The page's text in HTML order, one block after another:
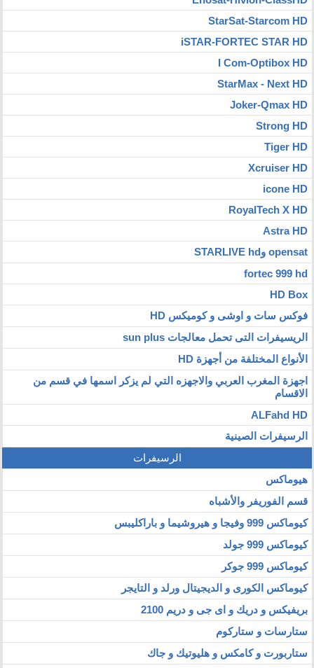
StarSat-Starcom HD
iSTAR-FORTEC STAR HD
I Com-Optibox HD
StarMax - Next HD
Joker-Qmax HD
Strong HD
Tiger HD
Xcruiser HD
icone HD
RoyalTech X HD
Astra HD
opensat وSTARLIVE hd
fortec 999 hd
HD Box
فوكس سات و اوشى و كوميكس HD
الريسيفرات التى تحمل معالجات sun plus
الأنواع المختلفة من أجهزة HD
اجهزة المغرب العربي والاجهزه التي لم يزكر اسمها في قسم من
الاقسام
ALFahd HD
الرسيفرات الصينية
الرسيفرات
هيوماكس
قسم الفوريفر والأشباه
كيوماكس 999 وفيجا و هيروشيما و باراكليبس
كيوماكس 999 جولد
كيوماكس 999 جوكر
كيوماكس الكورى و الديجيتال ورلد و التايجر
بريفيكس و دريك و اى جى و دريم 2100
ستارسات و ستاركوم
ستاربورت و كامكس و هليوتيك و جاك